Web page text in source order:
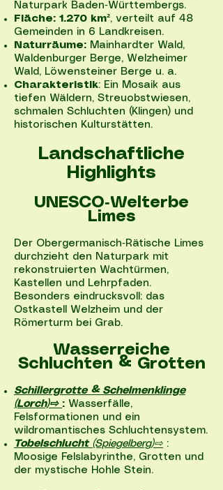
Naturpark Baden‑Württembergs.
Fläche: 1.270 km², verteilt auf 48
Gemeinden in 6 Landkreisen.
Naturräume: Mainhardter Wald,
Waldenburger Berge, Welzheimer
Wald, Löwensteiner Berge u. a.
Charakteristik: Ein Mosaik aus
tiefen Wäldern, Streuobstwiesen,
schmalen Schluchten (Klingen) und
historischen Kulturstätten.
Landschaftliche
Highlights
UNESCO‑Welterbe
Limes
Der Obergermanisch‑Rätische Limes
durchzieht den Naturpark mit
rekonstruierten Wachtürmen,
Kastellen und Lehrpfaden.
Besonders eindrucksvoll: das
Ostkastell Welzheim und der
Römerturm bei Grab.
Wasserreiche
Schluchten & Grotten
Schillergrotte & Schelmenklinge
(Lorch)⇨ : Wasserfälle,
Felsformationen und ein
wildromantisches Schluchtensystem.
Tobelschlucht(Spiegelberg)⇨ :
Moosige Felslabyrinthe, Grotten und
der mystische Hohle Stein.